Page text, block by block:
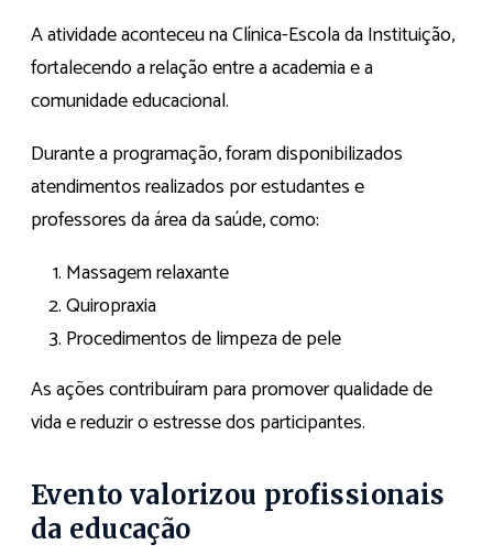
A atividade aconteceu na Clínica-Escola da Instituição,
fortalecendo a relação entre a academia e a
comunidade educacional.
Durante a programação, foram disponibilizados
atendimentos realizados por estudantes e
professores da área da saúde, como:
Massagem relaxante
Quiropraxia
Procedimentos de limpeza de pele
As ações contribuíram para promover qualidade de
vida e reduzir o estresse dos participantes.
Evento valorizou profissionais
da educação